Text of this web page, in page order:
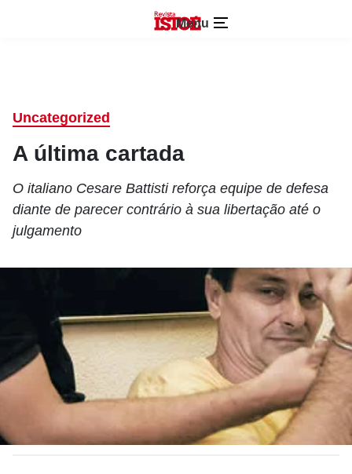
Menu
Uncategorized
A última cartada
O italiano Cesare Battisti reforça equipe de defesa
diante de parecer contrário à sua libertação até o
julgamento